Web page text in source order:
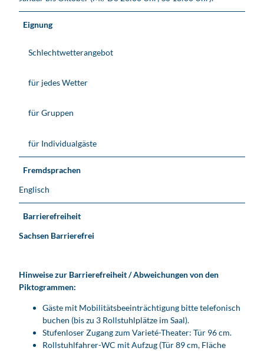
Eignung
Schlechtwetterangebot
für jedes Wetter
für Gruppen
für Individualgäste
Fremdsprachen
Englisch
Barrierefreiheit
Sachsen Barrierefrei
Hinweise zur Barrierefreiheit / Abweichungen von den
Piktogrammen:
Gäste mit Mobilitätsbeeinträchtigung bitte telefonisch
buchen (bis zu 3 Rollstuhlplätze im Saal).
Stufenloser Zugang zum Varieté-Theater: Tür 96 cm.
Rollstuhlfahrer-WC mit Aufzug (Tür 89 cm, Fläche